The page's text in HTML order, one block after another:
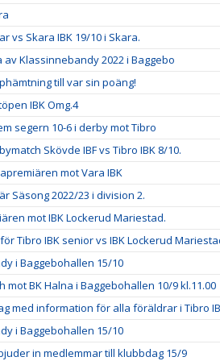
vs Skara IBK 19/10 i Skara.
Klassinnebandy 2022 i Baggebo
till var sin poäng!
IBK Omg.4
segern 10-6 i derby mot Tibro
Skövde IBF vs Tibro IBK 8/10.
mot Vara IBK
Säsong 2022/23 i division 2.
mot IBK Lockerud Mariestad.
Tibro IBK senior vs IBK Lockerud
i Baggebohallen 15/10
mot BK Halna i Baggebohallen 10/9 kl.11.00
med information för alla föräldrar i Tibro
i Baggebohallen 15/10
in medlemmar till klubbdag 15/9